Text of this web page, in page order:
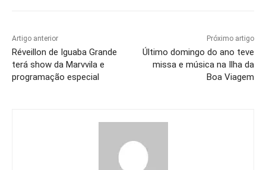
Artigo anterior
Réveillon de Iguaba Grande
terá show da Marvvila e
programação especial
Próximo artigo
Último domingo do ano teve
missa e música na Ilha da
Boa Viagem